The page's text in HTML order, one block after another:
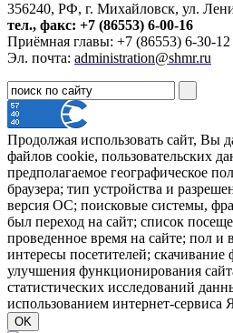
356240, РФ, г. Михайловск, ул.
тел., факс: +7 (86553) 6-00-16
Приёмная главы: +7 (86553) 6-30-12
Эл. почта: administration@shmr.ru
Продолжая использовать сайт, Вы
файлов cookie, пользовательских
предполагаемое географическое
браузера; тип устройства и
версия ОС; поисковые системы,
был переход на сайт; список
проведенное время на сайте; пол и
интересы посетителей;
улучшения функционирования
статистических исследований
использованием интернет-сервиса
OK